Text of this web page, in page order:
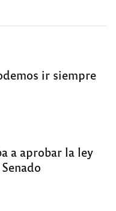
ir siempre
a aprobar la ley